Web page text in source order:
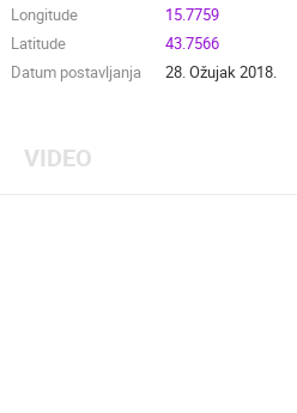
Longitude
15.7759
Latitude
43.7566
Datum postavljanja
28. Ožujak 2018.
VIDEO